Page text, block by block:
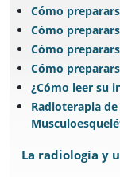
Cómo
Cómo
Cómo
Cómo
¿Cómo leer su
Radioterapia
La radiología y